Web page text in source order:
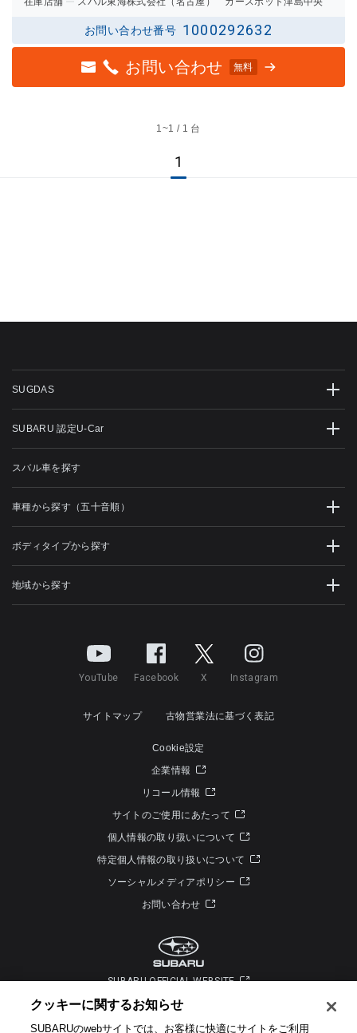
お問い合わせ番号 1000292632
お問い合わせ 無料
1~1 / 1 台
1
SUGDAS
SUBARU 認定U-Car
スバル車を探す
車種から探す（五十音順）
ボディタイプから探す
地域から探す
YouTube Facebook X Instagram
サイトマップ 古物営業法に基づく表記
Cookie設定
企業情報
リコール情報
サイトのご使用にあたって
個人情報の取り扱いについて
特定個人情報の取り扱いについて
ソーシャルメディアポリシー
お問い合わせ
SUBARU OFFICIAL WEBSITE
クッキーに関するお知らせ​
SUBARUのwebサイトでは、お客様に快適にサイトをご利用